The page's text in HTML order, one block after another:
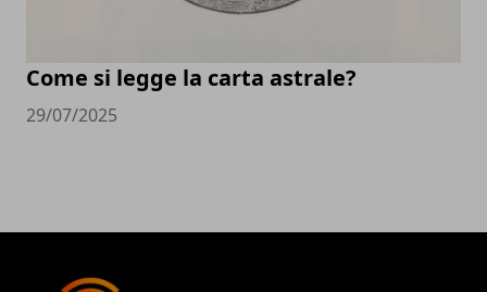
Come si legge la carta astrale?
29/07/2025